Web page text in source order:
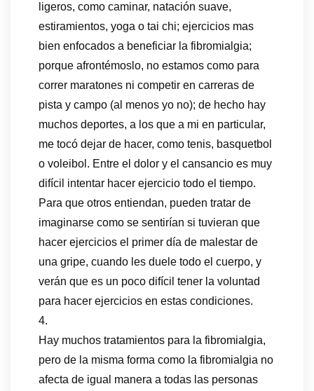
ligeros, como caminar, natación suave,
estiramientos, yoga o tai chi; ejercicios mas
bien enfocados a beneficiar la fibromialgia;
porque afrontémoslo, no estamos como para
correr maratones ni competir en carreras de
pista y campo (al menos yo no); de hecho hay
muchos deportes, a los que a mi en particular,
me tocó dejar de hacer, como tenis, basquetbol
o voleibol. Entre el dolor y el cansancio es muy
difícil intentar hacer ejercicio todo el tiempo.
Para que otros entiendan, pueden tratar de
imaginarse como se sentirían si tuvieran que
hacer ejercicios el primer día de malestar de
una gripe, cuando les duele todo el cuerpo, y
verán que es un poco difícil tener la voluntad
para hacer ejercicios en estas condiciones.
4.
Hay muchos tratamientos para la fibromialgia,
pero de la misma forma como la fibromialgia no
afecta de igual manera a todas las personas